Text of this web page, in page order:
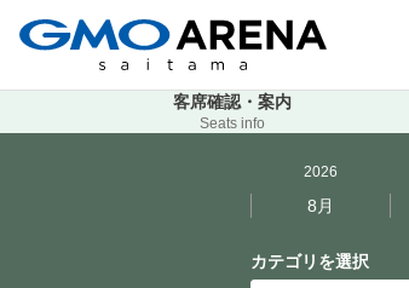
客席確認・案内
Seats info
2026
8月
カテゴリを選択